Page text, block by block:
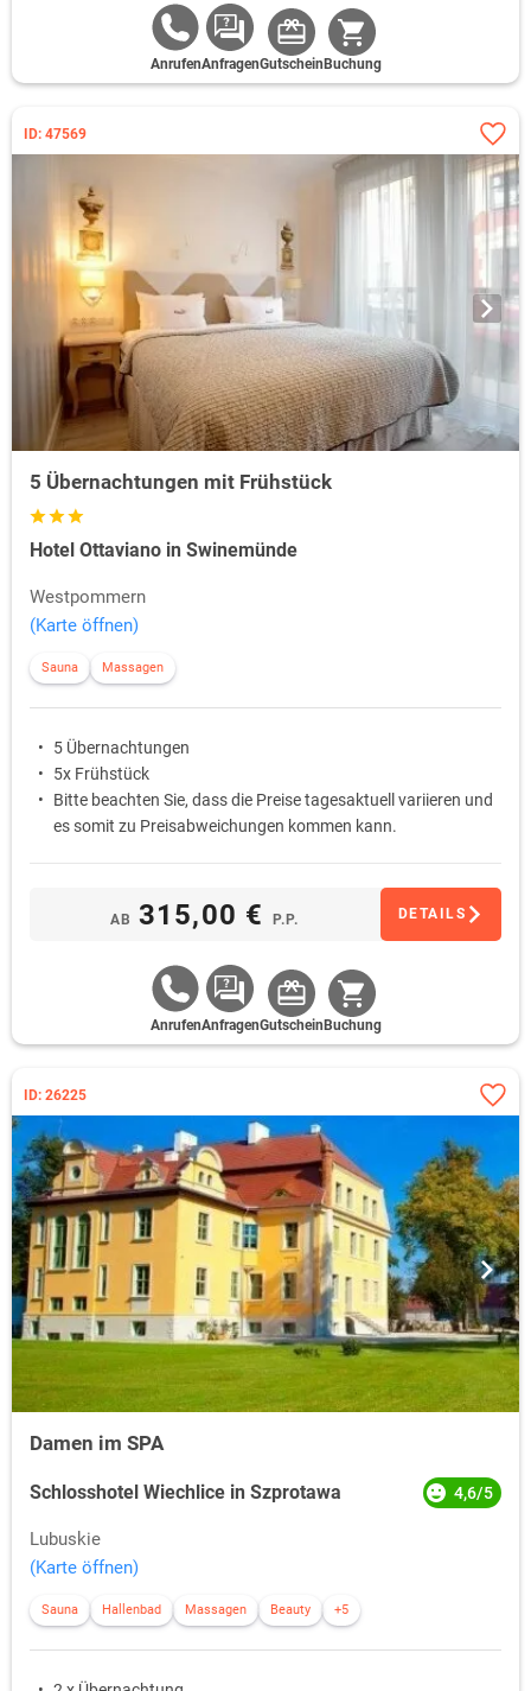
AnrufenAnfragenGutschein Buchung
ID: 47569
5 Übernachtungen mit Frühstück
Hotel Ottaviano in Swinemünde
Westpommern
(Karte öffnen)
Sauna Massagen
5 Übernachtungen
5x Frühstück
Bitte beachten Sie, dass die Preise tagesaktuell variieren und
es somit zu Preisabweichungen kommen kann.
AB 315,00 € P.P. DETAILS
AnrufenAnfragenGutschein Buchung
ID: 26225
Damen im SPA
Schlosshotel Wiechlice in Szprotawa 4,6/5
Lubuskie
(Karte öffnen)
Sauna Hallenbad Massagen Beauty +5